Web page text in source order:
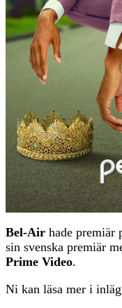
Bel-Air hade premiär
sin svenska premiär
Prime Video.
Ni kan läsa mer i